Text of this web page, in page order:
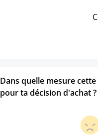
Dans quelle mesure
pour ta décision d'achat ?